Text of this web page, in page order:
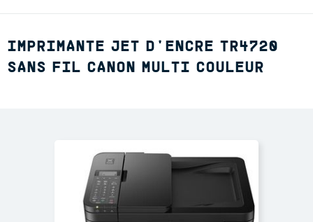
IMPRIMANTE JET D'ENCRE TR4720
SANS FIL CANON MULTI COULEUR